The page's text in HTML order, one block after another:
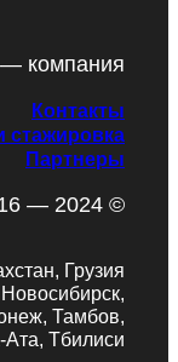
— компания
Контакты
стажировка
Партнеры
— 2024 ©
Грузия
Тамбов,
Тбилиси